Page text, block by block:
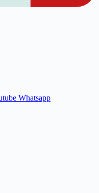
Whatsapp